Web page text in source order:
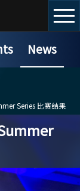
News
Series 比赛结果